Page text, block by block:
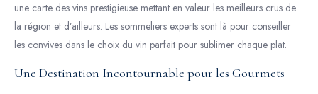
une carte des vins prestigieuse mettant en valeur les meilleurs crus de
la région et d’ailleurs. Les sommeliers experts sont là pour conseiller
les convives dans le choix du vin parfait pour sublimer chaque plat.
Une Destination Incontournable pour les Gourmets